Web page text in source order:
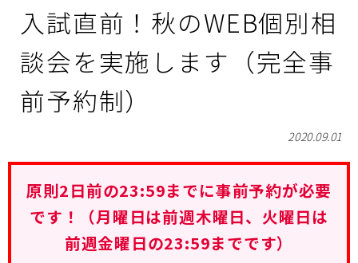
各種イベント
入試情報
学科紹介
キャンパスライフ
入試直前！秋のWEB個別相
談会を実施します（完全事
前予約制）
2020.09.01
原則2日前の23:59までに事前予約が必要
です！（月曜日は前週木曜日、火曜日は
前週金曜日の23:59までです）